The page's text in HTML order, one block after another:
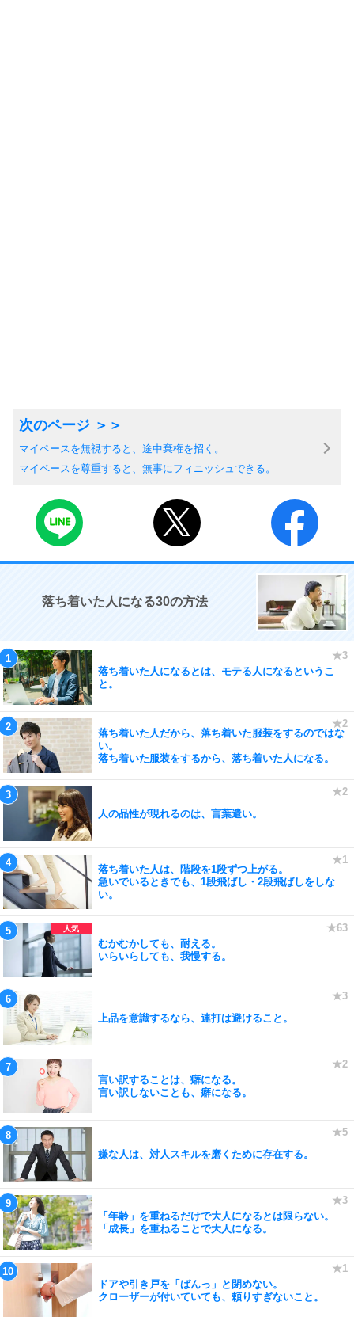
マイペースを無視すると、途中棄権を招く。
マイペースを尊重すると、無事にフィニッシュできる。
落ち着いた人になる30の方法
落ち着いた人になるとは、モテる人になるというこ
と。
落ち着いた人だから、落ち着いた服装をするのではな
い。
落ち着いた服装をするから、落ち着いた人になる。
人の品性が現れるのは、言葉遣い。
落ち着いた人は、階段を1段ずつ上がる。
急いでいるときでも、1段飛ばし・2段飛ばしをしな
い。
むかむかしても、耐える。
いらいらしても、我慢する。
上品を意識するなら、連打は避けること。
言い訳することは、癖になる。
言い訳しないことも、癖になる。
嫌な人は、対人スキルを磨くために存在する。
「年齢」を重ねるだけで大人になるとは限らない。
「成長」を重ねることで大人になる。
ドアや引き戸を「ばんっ」と閉めない。
クローザーが付いていても、頼りすぎないこと。